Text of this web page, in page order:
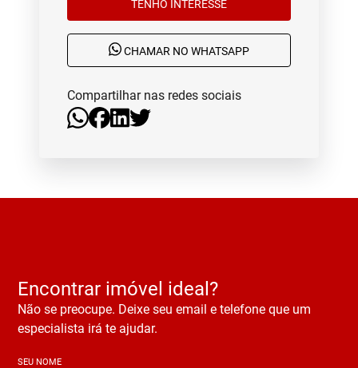
TENHO INTERESSE
CHAMAR NO WHATSAPP
Compartilhar nas redes sociais
Encontrar imóvel ideal?
Não se preocupe. Deixe seu email e telefone que um
especialista irá te ajudar.
SEU NOME